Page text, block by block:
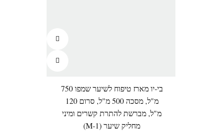
בי-יו מארז טיפוח לשיער שמפו 750
מ"ל, מסכה 500 מ"ל, סרום 120
מ"ל, מברשת להתרת קשרים ומיני
מחליק שיער (M-1)